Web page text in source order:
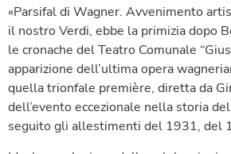
«Parsifal di Wagner. Avvenimento
il nostro Verdi, ebbe la primizia dopo
le cronache del Teatro Comunale
apparizione dell’ultima opera
quella trionfale première, diretta da
dell’evento eccezionale nella storia
seguito gli allestimenti del 1931, del